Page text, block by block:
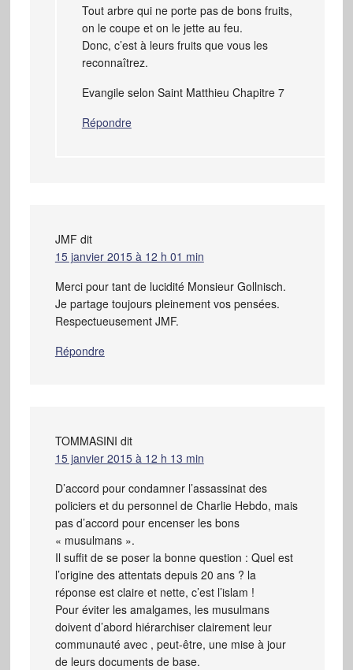
Tout arbre qui ne porte pas de bons fruits,
on le coupe et on le jette au feu.
Donc, c’est à leurs fruits que vous les
reconnaîtrez.
Evangile selon Saint Matthieu Chapitre 7
Répondre
JMF dit
15 janvier 2015 à 12 h 01 min
Merci pour tant de lucidité Monsieur Gollnisch.
Je partage toujours pleinement vos pensées.
Respectueusement JMF.
Répondre
TOMMASINI dit
15 janvier 2015 à 12 h 13 min
D’accord pour condamner l’assassinat des
policiers et du personnel de Charlie Hebdo, mais
pas d’accord pour encenser les bons
« musulmans ».
Il suffit de se poser la bonne question : Quel est
l’origine des attentats depuis 20 ans ? la
réponse est claire et nette, c’est l’islam !
Pour éviter les amalgames, les musulmans
doivent d’abord hiérarchiser clairement leur
communauté avec , peut-être, une mise à jour
de leurs documents de base.